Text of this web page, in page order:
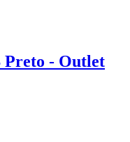
Preto - Outlet